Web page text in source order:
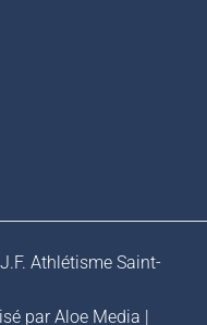
Athlétisme Saint-
parAloe Media